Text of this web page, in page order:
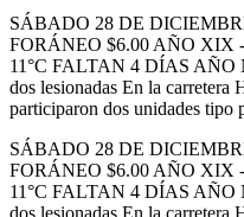
SÁBADO 28 DE
FORÁNEO $6.00 AÑO XIX
11°C FALTAN 4 DÍAS AÑO
dos lesionadas En la
participaron dos unidades tipo
SÁBADO 28 DE
FORÁNEO $6.00 AÑO XIX
11°C FALTAN 4 DÍAS AÑO
dos lesionadas En la